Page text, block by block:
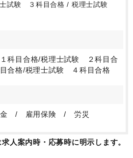
試験 ３科目合格 / 税理士試験
科目合格/税理士試験 ２科目合
合格/税理士試験 ４科目合格
金 / 雇用保険 / 労災
人案内時・応募時に明示します。